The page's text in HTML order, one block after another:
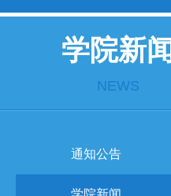
学院新闻
NEWS
通知公告